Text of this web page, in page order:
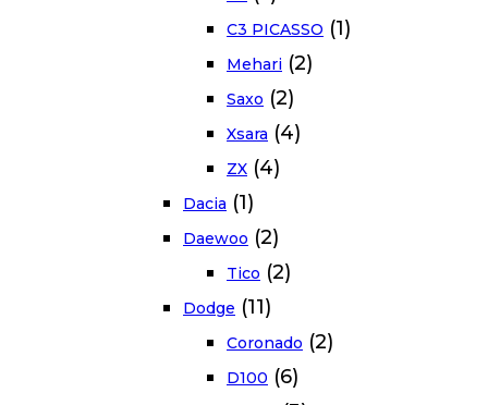
C3 PICASSO (1)
Mehari (2)
Saxo (2)
Xsara (4)
ZX (4)
Dacia (1)
Daewoo (2)
Tico (2)
Dodge (11)
Coronado (2)
D100 (6)